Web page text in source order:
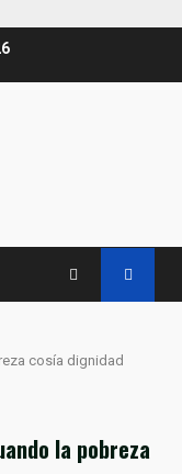
cosía dignidad
la pobreza